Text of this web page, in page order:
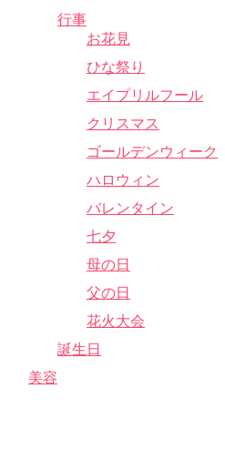
行事
お花見
ひな祭り
エイプリルフール
クリスマス
ゴールデンウィーク
ハロウィン
バレンタイン
七夕
母の日
父の日
花火大会
誕生日
美容